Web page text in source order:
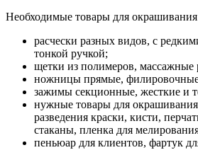
Необходимые товары для
расчески разных видов, с
тонкой ручкой;
щетки из полимеров, массажные
ножницы прямые,
зажимы секционные, жесткие и
нужные товары для
разведения краски, кисти,
стаканы, пленка для
пеньюар для клиентов, фартук